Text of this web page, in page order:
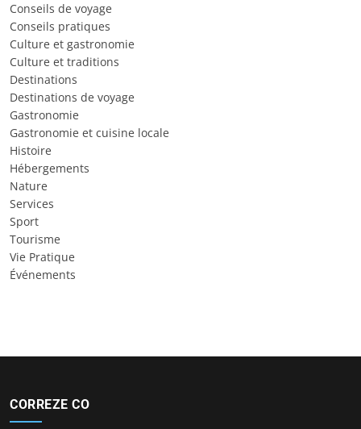
Conseils de voyage
Conseils pratiques
Culture et gastronomie
Culture et traditions
Destinations
Destinations de voyage
Gastronomie
Gastronomie et cuisine locale
Histoire
Hébergements
Nature
Services
Sport
Tourisme
Vie Pratique
Événements
CORREZE CO